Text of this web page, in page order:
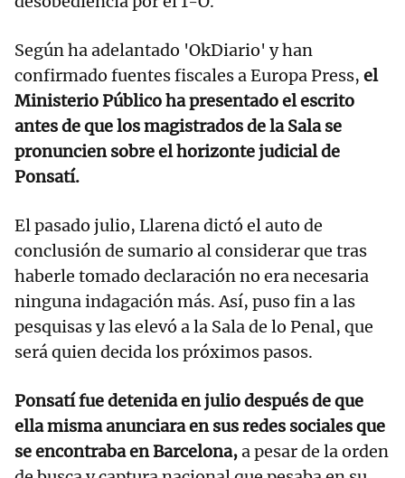
Según ha adelantado 'OkDiario' y han
confirmado fuentes fiscales a Europa Press, el
Ministerio Público ha presentado el escrito
antes de que los magistrados de la Sala se
pronuncien sobre el horizonte judicial de
Ponsatí.
El pasado julio, Llarena dictó el auto de
conclusión de sumario al considerar que tras
haberle tomado declaración no era necesaria
ninguna indagación más. Así, puso fin a las
pesquisas y las elevó a la Sala de lo Penal, que
será quien decida los próximos pasos.
Ponsatí fue detenida en julio después de que
ella misma anunciara en sus redes sociales que
se encontraba en Barcelona,a pesar de la orden